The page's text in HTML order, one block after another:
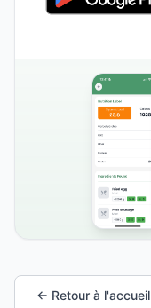
← Retour à l'accueil